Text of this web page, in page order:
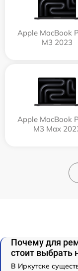
Apple MacBook
M3 2023
Apple MacBook
M3 Max
Почему для
стоит выбрать
В Иркутске